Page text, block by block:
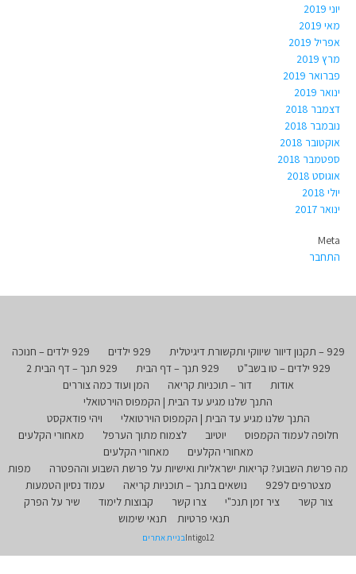
יוני 2019
מאי 2019
אפריל 2019
מרץ 2019
פברואר 2019
ינואר 2019
דצמבר 2018
נובמבר 2018
אוקטובר 2018
ספטמבר 2018
אוגוסט 2018
יולי 2018
ינואר 2017
Meta
התחבר
929 – תקנון דיוור שיווקי ותקשורת דיגיטלית 929 ילדים
929 ילדים – חנוכה
929 ילדים – טו בשב"ט
929 תנך – דף הבית
929 תנך – דף הבית 2
אודות
דור – תוכניות קריאה
המן ועוד כמה צוררים
התנך שלנו מגיע עד הבית | הקמפוס הוירטואלי
התנך שלנו מגיע עד הבית | הקמפוס הוירטואלי
ויהי פודאקסט
חלופה לעמוד הקמפוס
יוטיוב לצמוח מתוך הערפל
מאחורי הקלעים
מאחורי הקלעים
מאחורי הקלעים
מה פרשת השבוע? קריאות ישראליות ואישיות על פרשת השבוע וההפטרה
מפות
מצטרפים ל929
נושאים בתנך – תוכניות קריאה
עמוד נסיון הטמעות
צור קשר
ציר זמן תנכ"י צרו קשר קבוצות לימוד
שיר על הפרק
תנאי פרטיות
תנאי שימוש
Intigo12בניית אתרים